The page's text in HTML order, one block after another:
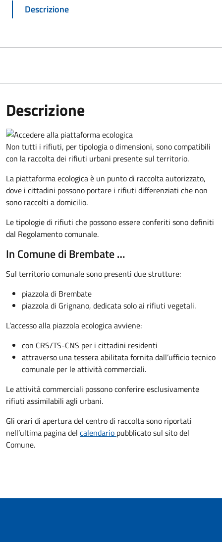
Descrizione
Descrizione
Non tutti i rifiuti, per tipologia o dimensioni, sono compatibili
con la raccolta dei rifiuti urbani presente sul territorio.
La piattaforma ecologica è un punto di raccolta autorizzato,
dove i cittadini possono portare i rifiuti differenziati che non
sono raccolti a domicilio.
Le tipologie di rifiuti che possono essere conferiti sono definiti
dal Regolamento comunale.
In Comune di Brembate …
Sul territorio comunale sono presenti due strutture:
piazzola di Brembate
piazzola di Grignano, dedicata solo ai rifiuti vegetali.
L’accesso alla piazzola ecologica avviene:
con CRS/TS-CNS per i cittadini residenti
attraverso una tessera abilitata fornita dall’ufficio tecnico
comunale per le attività commerciali.
Le attività commerciali possono conferire esclusivamente
rifiuti assimilabili agli urbani.
Gli orari di apertura del centro di raccolta sono riportati
nell’ultima pagina del calendario pubblicato sul sito del
Comune.